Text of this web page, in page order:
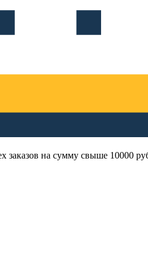
заказов на сумму свыше 10000